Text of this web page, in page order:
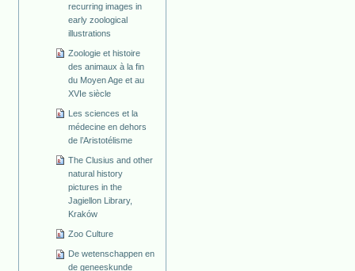
recurring images in
early zoological
illustrations
Zoologie et histoire
des animaux à la fin
du Moyen Age et au
XVIe siècle
Les sciences et la
médecine en dehors
de l’Aristotélisme
The Clusius and other
natural history
pictures in the
Jagiellon Library,
Kraków
Zoo Culture
De wetenschappen en
de geneeskunde